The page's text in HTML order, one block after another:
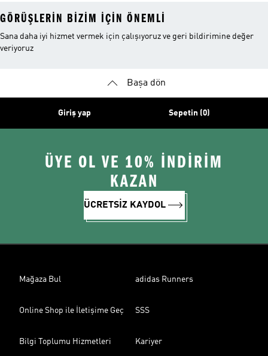
GÖRÜŞLERIN BIZIM IÇIN ÖNEMLI
Sana daha iyi hizmet vermek için çalışıyoruz ve geri bildirimine değer
veriyoruz
Başa dön
Giriş yap Sepetin (0)
ÜYE OL VE 10% İNDİRİM
KAZAN
ÜCRETSİZ KAYDOL
Mağaza Bul adidas Runners
Online Shop ile İletişime Geç SSS
Bilgi Toplumu Hizmetleri Kariyer